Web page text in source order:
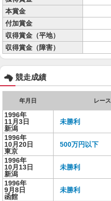
本賞金
付加賞金
収得賞金（平地）
収得賞金（障害）
競走成績
年月日 レース
1996年
11月3日
新潟
未勝利
1996年
10月20日
東京
500万円以下
1996年
10月13日
新潟
未勝利
1996年
9月8日
函館
未勝利